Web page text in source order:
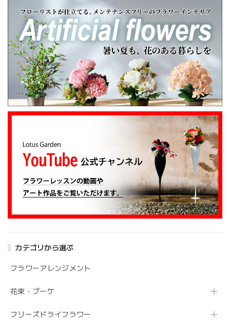
カテゴリから選ぶ
フラワーアレンジメント
花束・ブーケ
フリーズドライフラワー
心を伝える花 キモチ 「ありがとう ARIGATO」 6600
姉の誕生日に花束を注文しました。 予め希望やイメージを
伝えたところ、レアなバラを入れて下さり、ワンランクアッ
プでハイセンスな華やかな花束を作ってくださいました。
姉も大変喜んでくれて、大満足です。 また、お願いしま
す。 安心してお願いできるお花屋さんです。
大変嬉しいレビューありがとうございます。 お
姉さんも喜んでくださり安心しました。 また、
アンティークブーケ（カビン付き）
丁寧に梱包されていて、 配送の問題は特にありませんでし
ます。 今後も利用したい信頼のおける花屋さんです。
うれしいお返事ありがとうございました。 スタ